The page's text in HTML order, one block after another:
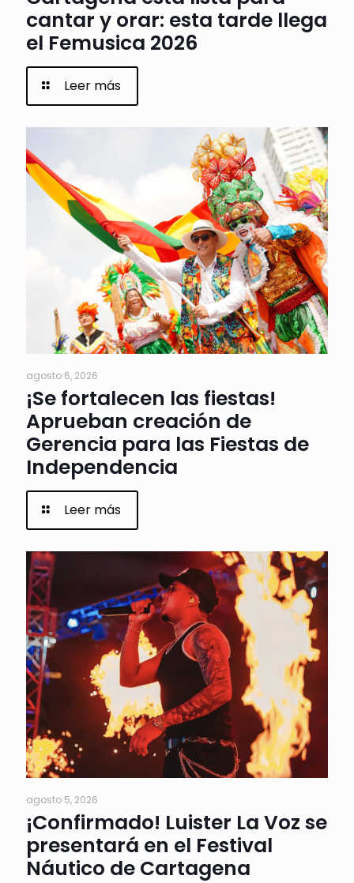
cantar y orar: esta tarde llega
el Femusica 2026
Leer más
agosto 6, 2026
¡Se fortalecen las fiestas!
Aprueban creación de
Gerencia para las Fiestas de
Independencia
Leer más
agosto 5, 2026
¡Confirmado! Luister La Voz se
presentará en el Festival
Náutico de Cartagena